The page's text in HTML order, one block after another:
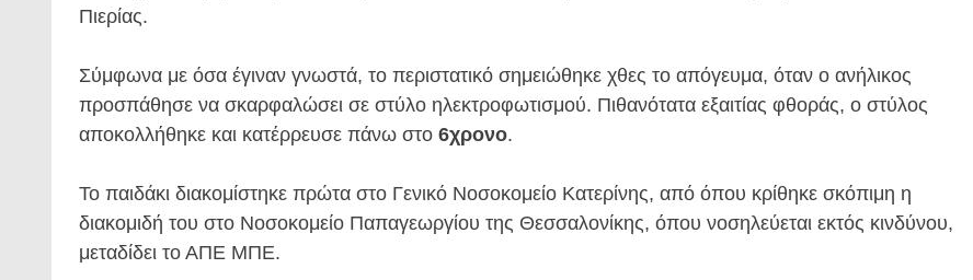
Πιερίας.
Σύμφωνα με όσα έγιναν γνωστά, το περιστατικό σημειώθηκε χθες το απόγευμα, όταν ο ανήλικος
προσπάθησε να σκαρφαλώσει σε στύλο ηλεκτροφωτισμού. Πιθανότατα εξαιτίας φθοράς, ο στύλος
αποκολλήθηκε και κατέρρευσε πάνω στο 6χρονο.
Το παιδάκι διακομίστηκε πρώτα στο Γενικό Νοσοκομείο Κατερίνης, από όπου κρίθηκε σκόπιμη η
διακομιδή του στο Νοσοκομείο Παπαγεωργίου της Θεσσαλονίκης, όπου νοσηλεύεται εκτός κινδύνου,
μεταδίδει το ΑΠΕ ΜΠΕ.